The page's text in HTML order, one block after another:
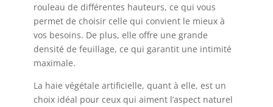
rouleau de différentes hauteurs, ce qui vous
permet de choisir celle qui convient le mieux à
vos besoins. De plus, elle offre une grande
densité de feuillage, ce qui garantit une intimité
maximale.
La haie végétale artificielle, quant à elle, est un
choix idéal pour ceux qui aiment l’aspect naturel